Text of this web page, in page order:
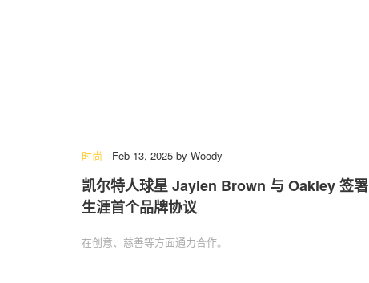
时尚 - Feb 13, 2025 by Woody
凯尔特人球星 Jaylen Brown 与 Oakley 签署
生涯首个品牌协议
在创意、慈善等方面通力合作。